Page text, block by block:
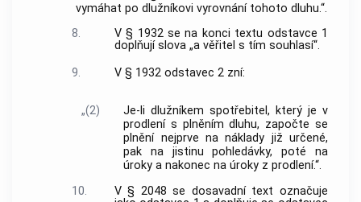
vymáhat po dlužníkovi vyrovnání tohoto dluhu.“.
8.
V § 1932 se na konci textu odstavce 1
doplňují slova „a věřitel s tím souhlasí“.
9.
V § 1932 odstavec 2 zní:
„(2)
Je-li dlužníkem spotřebitel, který je v
prodlení s plněním dluhu, započte se
plnění nejprve na náklady již určené,
pak na jistinu pohledávky, poté na
úroky a nakonec na úroky z prodlení.“.
10.
V § 2048 se dosavadní text označuje